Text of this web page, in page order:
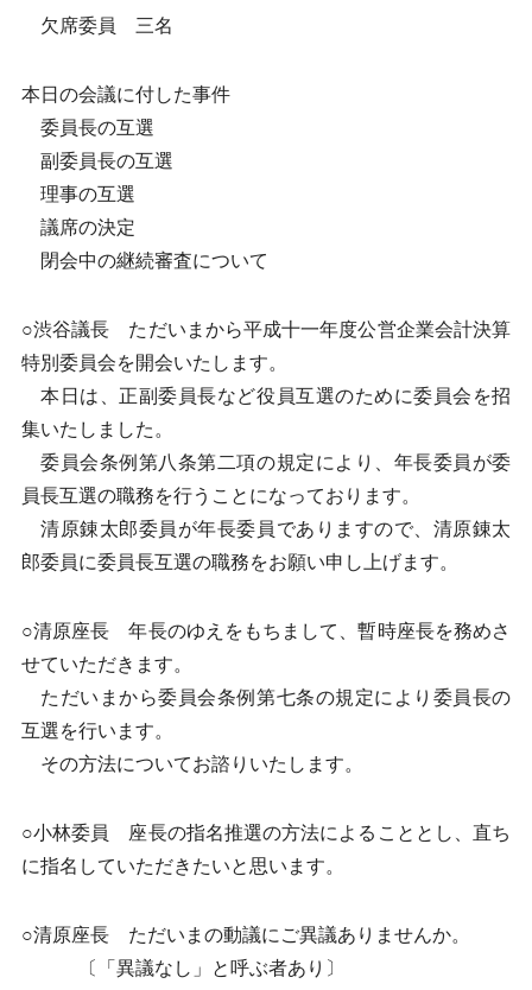
欠席委員 三名
本日の会議に付した事件
委員長の互選
副委員長の互選
理事の互選
議席の決定
閉会中の継続審査について
○渋谷議長 ただいまから平成十一年度公営企業会計決算
特別委員会を開会いたします。
本日は、正副委員長など役員互選のために委員会を招
集いたしました。
委員会条例第八条第二項の規定により、年長委員が委
員長互選の職務を行うことになっております。
清原錬太郎委員が年長委員でありますので、清原錬太
郎委員に委員長互選の職務をお願い申し上げます。
○清原座長 年長のゆえをもちまして、暫時座長を務めさ
せていただきます。
ただいまから委員会条例第七条の規定により委員長の
互選を行います。
その方法についてお諮りいたします。
○小林委員 座長の指名推選の方法によることとし、直ち
に指名していただきたいと思います。
○清原座長 ただいまの動議にご異議ありませんか。
〔「異議なし」と呼ぶ者あり〕